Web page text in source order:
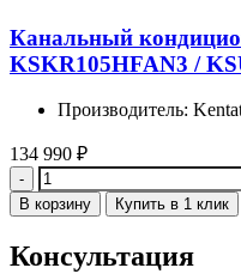
Канальный
KSKR105HFAN3 /
Производитель:
134 990 ₽
Количество
В корзину Купить в 1 клик
Консультация